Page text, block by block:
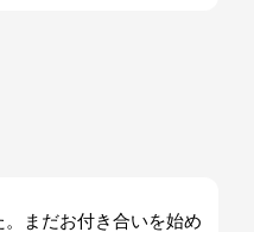
まだお付き合いを始め